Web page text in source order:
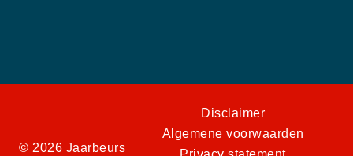
© 2026 Jaarbeurs
Disclaimer
Algemene voorwaarden